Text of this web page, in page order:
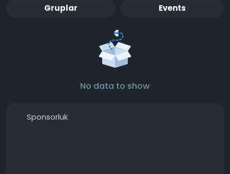
Gruplar Events
No data to show
Sponsorluk